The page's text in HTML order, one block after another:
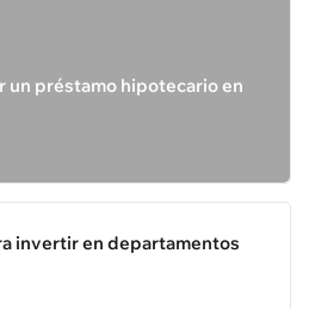
un préstamo hipotecario en
invertir en departamentos